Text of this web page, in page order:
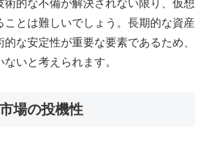
術的な不備が解決されない限り、仮想
ことは難しいでしょう。長期的な資産
な安定性が重要な要素であるため、
いと考えられます。
場の投機性